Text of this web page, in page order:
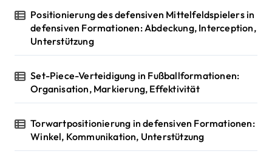
Positionierung des defensiven Mittelfeldspielers in
defensiven Formationen: Abdeckung, Interception,
Unterstützung
Set-Piece-Verteidigung in Fußballformationen:
Organisation, Markierung, Effektivität
Torwartpositionierung in defensiven Formationen:
Winkel, Kommunikation, Unterstützung